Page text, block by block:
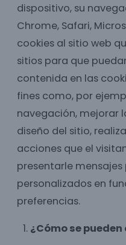
dispositivo, su
Chrome, Safari,
cookies al sitio web
sitios para que
contenida en las
fines como, por
navegación, mejorar
diseño del sitio,
acciones que el
presentarle
personalizados en
preferencias.
¿Cómo se